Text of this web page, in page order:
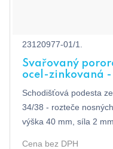
23120977-01/1.
Svařovaný
ocel-zinkovaná
Schodišťová podesta
34/38 - rozteče
výška 40 mm, síla 2
Cena bez DPH